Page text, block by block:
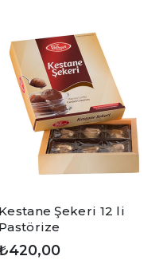
Kestane Şekeri 12 li
Pastörize